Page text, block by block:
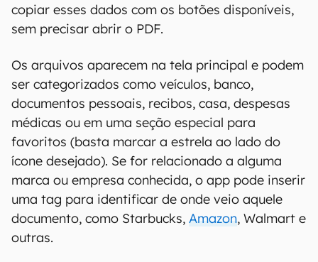
copiar esses dados com os botões disponíveis,
sem precisar abrir o PDF.
Os arquivos aparecem na tela principal e podem
ser categorizados como veículos, banco,
documentos pessoais, recibos, casa, despesas
médicas ou em uma seção especial para
favoritos (basta marcar a estrela ao lado do
ícone desejado). Se for relacionado a alguma
marca ou empresa conhecida, o app pode inserir
uma tag para identificar de onde veio aquele
documento, como Starbucks, Amazon, Walmart e
outras.